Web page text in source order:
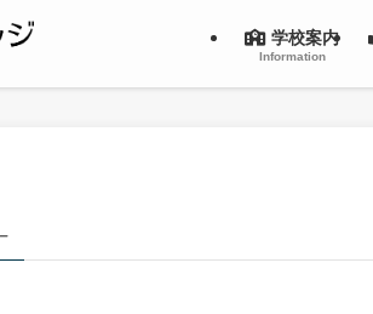
学校案内
Information